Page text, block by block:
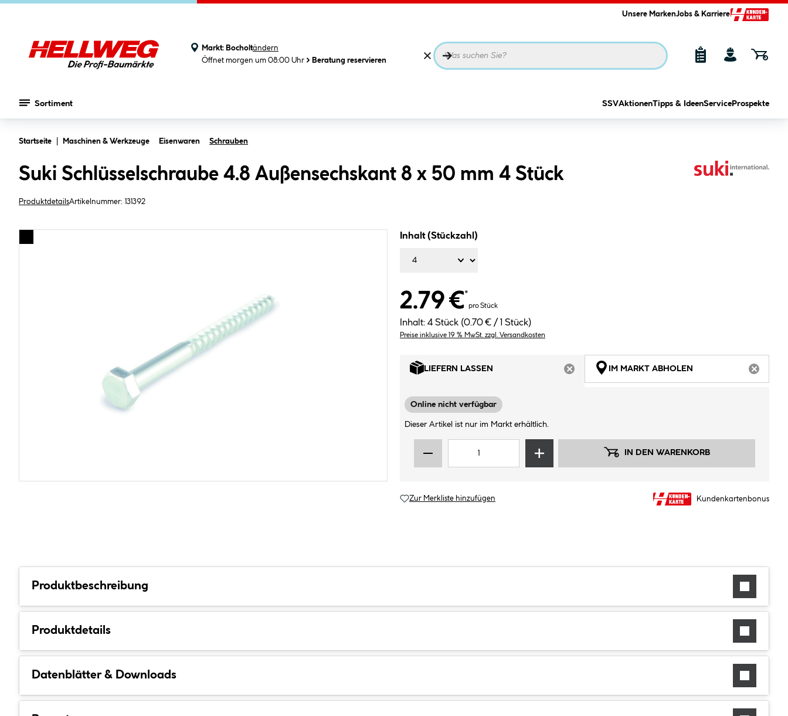
Unsere MarkenJobs & Karriere
Markt: Bocholtändern
Öffnet morgen um 08:00 Uhr
Beratung reservieren
Sortiment SSVAktionenTipps & IdeenService Prospekte
Startseite Maschinen & Werkzeuge Eisenwaren Schrauben
Suki Schlüsselschraube 4.8 Außensechskant 8 x 50 mm 4 Stück
ProduktdetailsArtikelnummer: 131392
Inhalt (Stückzahl)
2.79 €*
pro Stück
Inhalt: 4 Stück (0.70 € / 1 Stück)
Preise inklusive 19 % MwSt. zzgl. Versandkosten
LIEFERN LASSEN
ARTIKEL NICHT VERFÜGBAR
IM MARKT ABHOLEN
Online nicht verfügbar
Dieser Artikel ist nur im Markt erhältlich.
IN DEN WARENKORB
Zur Merkliste hinzufügen Kundenkartenbonus
Produktbeschreibung
Produktdetails
Datenblätter & Downloads